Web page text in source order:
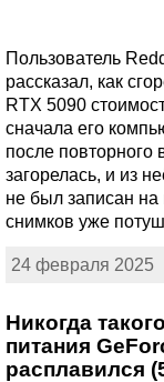
Пользователь
рассказал, как
RTX 5090
сначала его
после повторного
загорелась, и из
не был записан на
снимков уже
24 февраля 2025
Никогда
питания
расплавился